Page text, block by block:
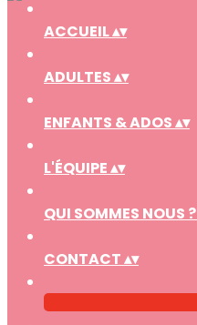
ACCUEIL▴▾
ADULTES▴▾
ENFANTS & ADOS▴▾
L'ÉQUIPE▴▾
QUI SOMMES NOUS ?
CONTACT▴▾